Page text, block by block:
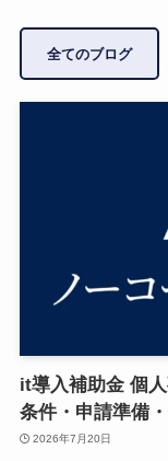
全てのブログ
it導入補助金 個
条件・申請準備
2026年7月20日